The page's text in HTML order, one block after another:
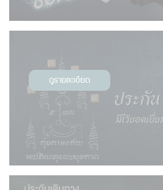
ดูรายละเอียด